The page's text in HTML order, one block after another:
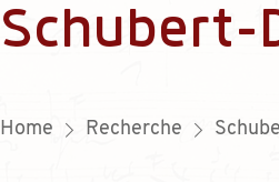
Schubert-
Home Recherche